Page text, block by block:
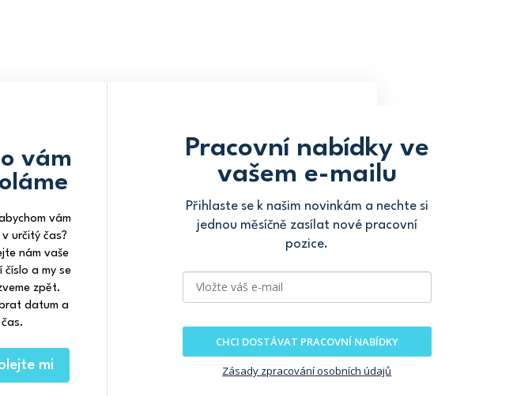
vám
vám
určitý čas?
nám vaše
číslo a my se
zpět.
datum a
čas.
mi
Pracovní nabídky ve
vašem e-mailu
Přihlaste se k našim novinkám a nechte si
jednou měsíčně zasílat nové pracovní
pozice.
CHCI DOSTÁVAT PRACOVNÍ NABÍDKY
Zásady zpracování osobních údajů